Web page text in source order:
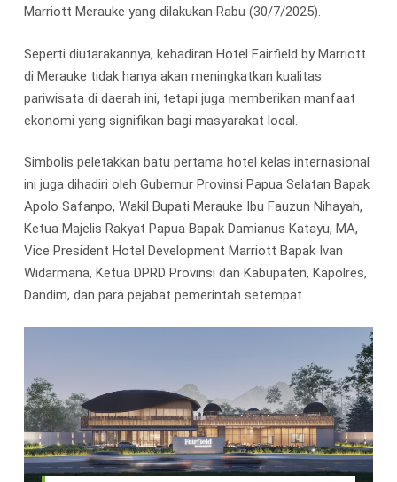
Marriott Merauke yang dilakukan Rabu (30/7/2025).
Seperti diutarakannya, kehadiran Hotel Fairfield by Marriott
di Merauke tidak hanya akan meningkatkan kualitas
pariwisata di daerah ini, tetapi juga memberikan manfaat
ekonomi yang signifikan bagi masyarakat local.
Simbolis peletakkan batu pertama hotel kelas internasional
ini juga dihadiri oleh Gubernur Provinsi Papua Selatan Bapak
Apolo Safanpo, Wakil Bupati Merauke Ibu Fauzun Nihayah,
Ketua Majelis Rakyat Papua Bapak Damianus Katayu, MA,
Vice President Hotel Development Marriott Bapak Ivan
Widarmana, Ketua DPRD Provinsi dan Kabupaten, Kapolres,
Dandim, dan para pejabat pemerintah setempat.